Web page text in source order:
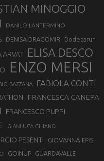
MINOGGIO
DANILO LANTERMINO
DENISA DRAGOMIR Dodecarun
ARVAT ELISA DESCO
ENZO MERSI
BAZZANA FABIOLA CONTI
FRANCESCA CANEPA
FRANCESCO PUPPI
GIANLUCA GHIANO
PESENTI GIOVANNA EPIS
GOINUP GUARDAVALLE